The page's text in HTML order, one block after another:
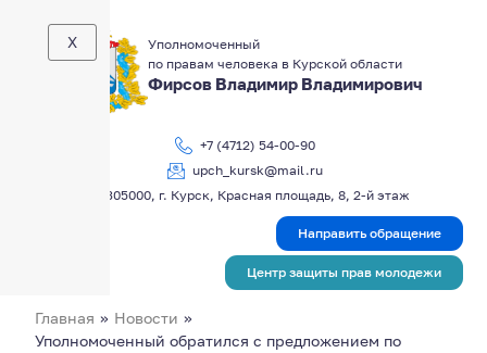
Уполномоченный
по правам человека в Курской области
Фирсов Владимир Владимирович
+7 (4712) 54-00-90
upch_kursk@mail.ru
305000, г. Курск, Красная площадь, 8, 2-й этаж
X
Направить обращение
Центр защиты прав молодежи
Главная » Новости »
Уполномоченный обратился с предложением по